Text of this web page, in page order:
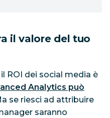
il valore del tuo
ROI dei social media è
Analytics può
se riesci ad attribuire
saranno